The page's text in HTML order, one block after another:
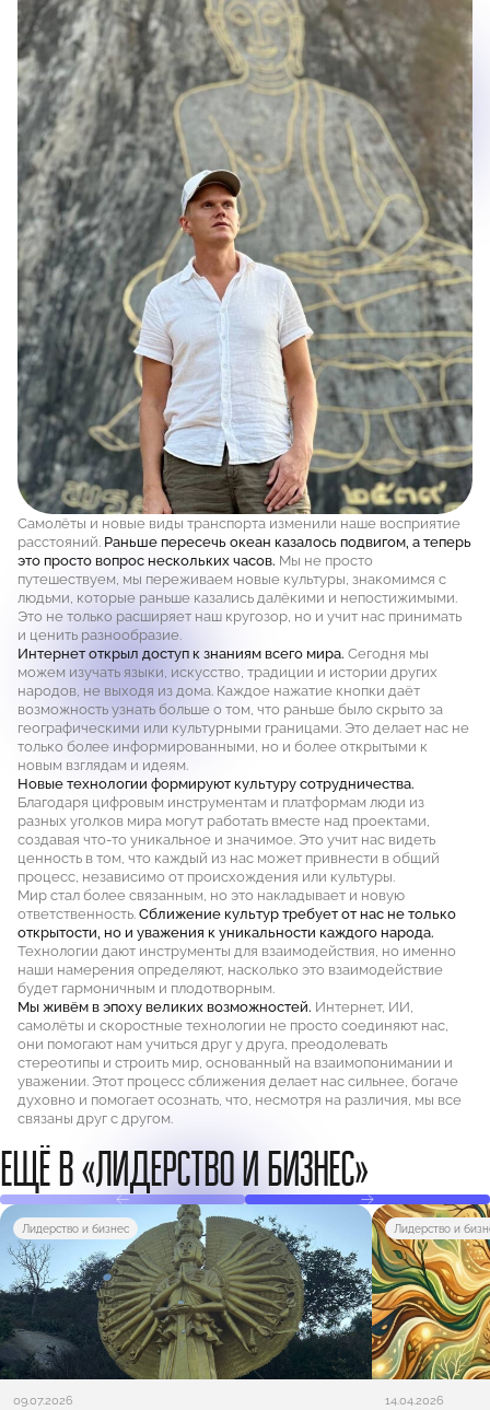
Самолёты и новые виды транспорта изменили наше восприятие
расстояний. Раньше пересечь океан казалось подвигом, а теперь
это просто вопрос нескольких часов. Мы не просто
путешествуем, мы переживаем новые культуры, знакомимся с
людьми, которые раньше казались далёкими и непостижимыми.
Это не только расширяет наш кругозор, но и учит нас принимать
и ценить разнообразие.
Интернет открыл доступ к знаниям всего мира. Сегодня мы
можем изучать языки, искусство, традиции и истории других
народов, не выходя из дома. Каждое нажатие кнопки даёт
возможность узнать больше о том, что раньше было скрыто за
географическими или культурными границами. Это делает нас не
только более информированными, но и более открытыми к
новым взглядам и идеям.
Новые технологии формируют культуру сотрудничества.
Благодаря цифровым инструментам и платформам люди из
разных уголков мира могут работать вместе над проектами,
создавая что-то уникальное и значимое. Это учит нас видеть
ценность в том, что каждый из нас может привнести в общий
процесс, независимо от происхождения или культуры.
Мир стал более связанным, но это накладывает и новую
ответственность.Сближение культур требует от нас не только
открытости, но и уважения к уникальности каждого народа.
Технологии дают инструменты для взаимодействия, но именно
наши намерения определяют, насколько это взаимодействие
будет гармоничным и плодотворным.
Мы живём в эпоху великих возможностей. Интернет, ИИ,
самолёты и скоростные технологии не просто соединяют нас,
они помогают нам учиться друг у друга, преодолевать
стереотипы и строить мир, основанный на взаимопонимании и
уважении. Этот процесс сближения делает нас сильнее, богаче
духовно и помогает осознать, что, несмотря на различия, мы все
связаны друг с другом.
ЕЩЁ В «ЛИДЕРСТВО И БИЗНЕС»
Лидерство и бизнес
09.07.2026
Лидерство и
14.04.2026